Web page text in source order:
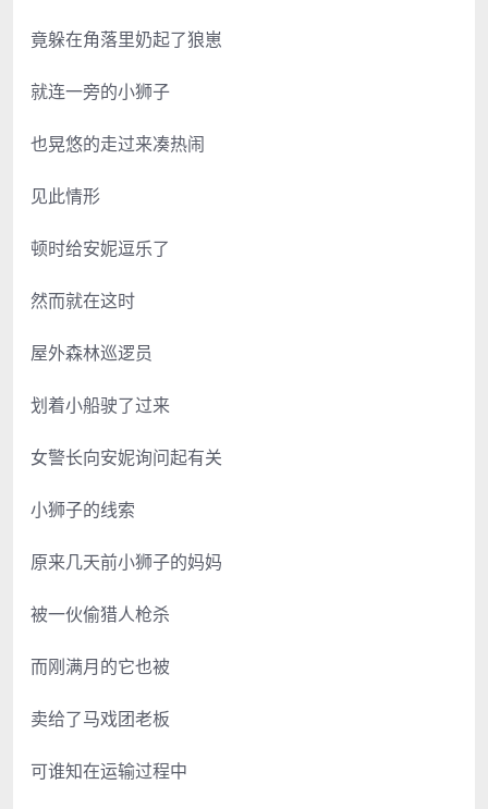
竟躲在角落里奶起了狼崽
就连一旁的小狮子
也晃悠的走过来凑热闹
见此情形
顿时给安妮逗乐了
然而就在这时
屋外森林巡逻员
划着小船驶了过来
女警长向安妮询问起有关
小狮子的线索
原来几天前小狮子的妈妈
被一伙偷猎人枪杀
而刚满月的它也被
卖给了马戏团老板
可谁知在运输过程中